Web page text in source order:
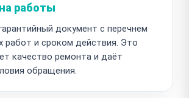
работы
документ с перечнем
работ и сроком действия. Это
качество ремонта и даёт
обращения.